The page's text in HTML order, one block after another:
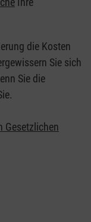
die Kosten
Sie sich
Sie die
Gesetzlichen